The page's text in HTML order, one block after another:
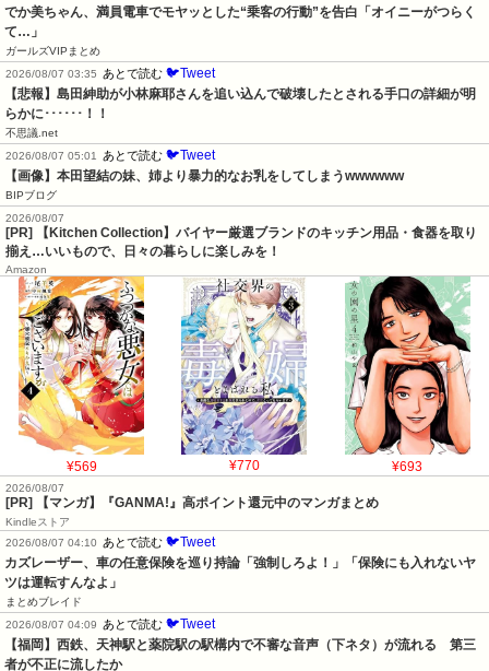
アルファルファモザイク
2026/08/07 04:06
でか美ちゃん、満員電車でモヤッとした“乗客の行動”を告白「オイニーがつらく
て…」
ガールズVIPまとめ
2026/08/07 03:35
あとで読む
【悲報】島田紳助が小林麻耶さんを追い込んで破壊したとされる手口の詳細が明
らかに･･････！！
不思議.net
2026/08/07 05:01
【画像】本田望結の妹、姉より暴力的なお乳をしてしまうwwwwww
BIPブログ
2026/08/07
[PR] 【Kitchen Collection】バイヤー厳選ブランドのキッチン用品・食器を取り
揃え…いいもので、日々の暮らしに楽しみを！
Amazon
¥569 ¥770
2026/08/07
[PR] 【マンガ】『GANMA!』高ポイント還元中のマンガまとめ
Kindleストア
2026/08/07 04:10 あとで読む
カズレーザー、車の任意保険を巡り持論「強制しろよ！」「保険にも入れないヤ
ツは運転すんなよ」
まとめブレイド
2026/08/07 04:09 あとで読む